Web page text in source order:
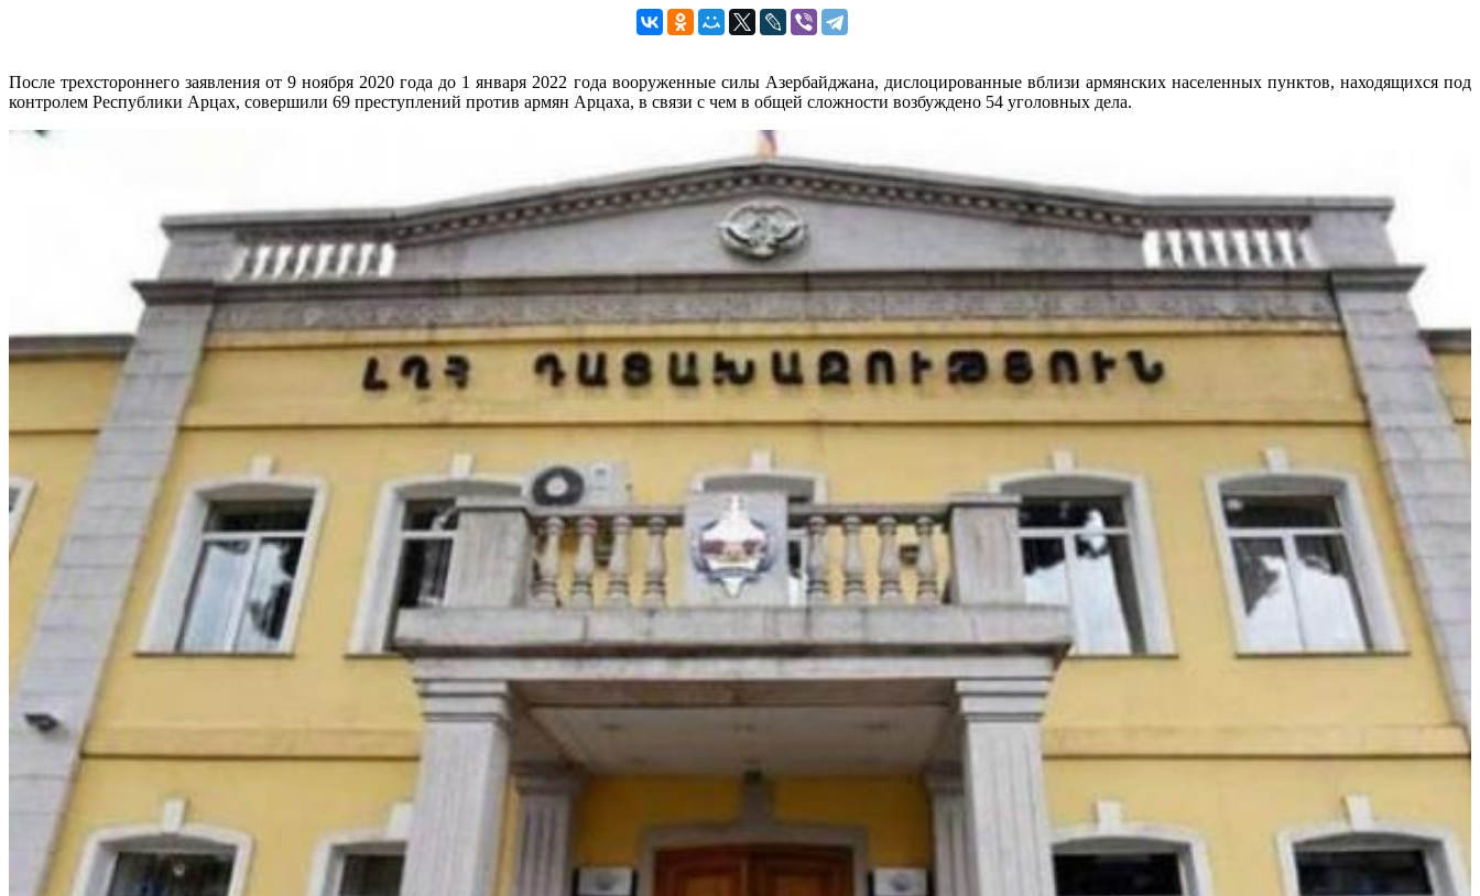
После трехстороннего заявления от 9 ноября 2020 года до 1 января 2022 года вооруженные силы Азербайджана, дислоцированные вблизи армянских населенных пунктов, находящихся под
контролем Республики Арцах, совершили 69 преступлений против армян Арцаха, в связи с чем в общей сложности возбуждено 54 уголовных дела.